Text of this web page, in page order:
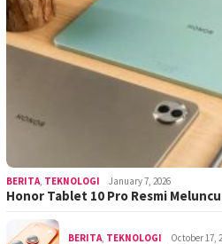
BERITA, TEKNOLOGI January 7, 2026
Honor Tablet 10 Pro Resmi
BERITA, TEKNOLOGI October 17,